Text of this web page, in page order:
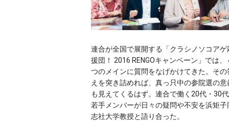
連合が全国で展開する「クラシノソコアゲ
援団！ 2016 RENGOキャンペーン」では、
つのメインに質問をなげかけてきた。その
えを突き詰めれば、真っ只中の参院選の意
も見えてくるはず。連合で働く20代・30
若手メンバーが日々の疑問や不安を浜矩子
志社大学教授と語り合った。